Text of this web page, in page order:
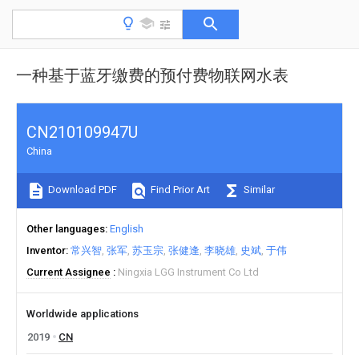
一种基于蓝牙缴费的预付费物联网水表
CN210109947U
China
Download PDF Find Prior Art Similar
Other languages English
Inventor 常兴智 张军 苏玉宗 张健逢 李晓雄 史斌 于伟
Current Assignee
Ningxia LGG Instrument Co Ltd
Worldwide applications
2019
CN